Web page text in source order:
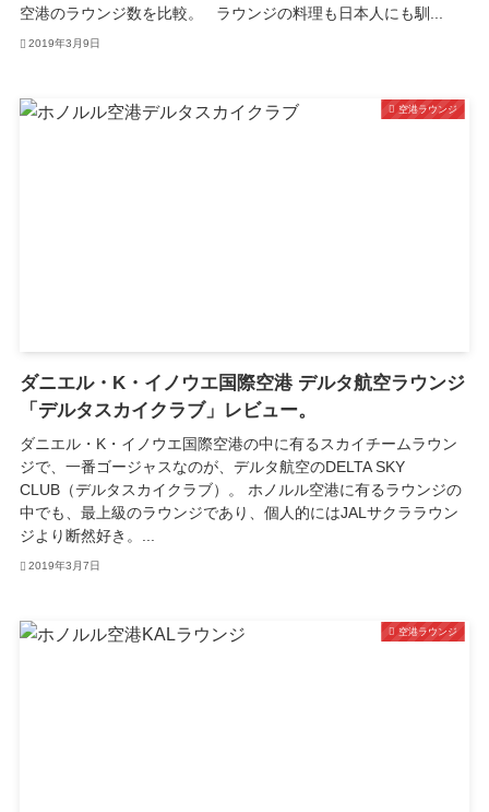
空港のラウンジ数を比較。 ラウンジの料理も日本人にも馴...
2019年3月9日
空港ラウンジ
ダニエル・K・イノウエ国際空港 デルタ航空ラウンジ
「デルタスカイクラブ」レビュー。
ダニエル・K・イノウエ国際空港の中に有るスカイチームラウン
ジで、一番ゴージャスなのが、デルタ航空のDELTA SKY
CLUB（デルタスカイクラブ）。 ホノルル空港に有るラウンジの
中でも、最上級のラウンジであり、個人的にはJALサクララウン
ジより断然好き。...
2019年3月7日
空港ラウンジ